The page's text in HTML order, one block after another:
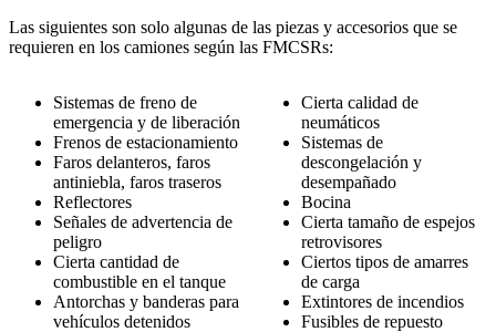
Las siguientes son solo algunas de las piezas y accesorios que se
requieren en los camiones según las FMCSRs:
Sistemas de freno de
emergencia y de liberación
Frenos de estacionamiento
Faros delanteros, faros
antiniebla, faros traseros
Reflectores
Señales de advertencia de
peligro
Cierta cantidad de
combustible en el tanque
Antorchas y banderas para
vehículos detenidos
Cierta calidad de
neumáticos
Sistemas de
descongelación y
desempañado
Bocina
Cierta tamaño de espejos
retrovisores
Ciertos tipos de amarres
de carga
Extintores de incendios
Fusibles de repuesto